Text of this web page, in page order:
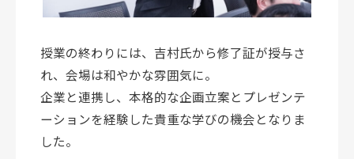
授業の終わりには、吉村氏から修了証が授与さ
れ、会場は和やかな雰囲気に。
企業と連携し、本格的な企画立案とプレゼンテ
ーションを経験した貴重な学びの機会となりま
した。